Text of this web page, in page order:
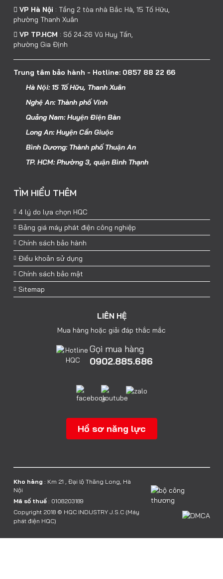
VP Hà Nội : Tầng 2 tòa nhà Bắc Hà, 15 Tố Hữu,
phường Thanh Xuân
VP TP.HCM : Số 24-26 Vũ Huy Tấn,
phường Gia Định
Trung tâm bảo hành - Hotline: 0857 88 22 66
Hà Nội: 15 Tố Hữu, Thanh Xuân
Nghệ An: Thành phố Vinh
Quảng Nam: Huyện Điện Bàn
Long An: Huyện Cần Giuộc
Bình Dương: Thành phố Thuận An
TP. HCM: Phường 3, quận Bình Thạnh
TÌM HIỂU THÊM
4 lý do lựa chọn HQC
Bảng giá máy phát điện công nghiệp
Chính sách bảo hành
Điều khoản sử dụng
Chính sách bảo mật
Sitemap
LIÊN HỆ
Mua hàng hoặc giải đáp thắc mắc
Gọi mua hàng
0902.885.686
Hồ sơ năng lực
Kho hàng : Km 21 , Đại lộ Thăng Long, Hà
Nội
Mã số thuế: 0108203189
Copyright 2018 © HQC INDUSTRY J.S.C (Máy
phát điện HQC)